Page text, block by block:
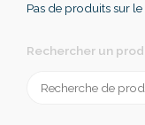
Pas de produits sur
Rechercher un
pour :